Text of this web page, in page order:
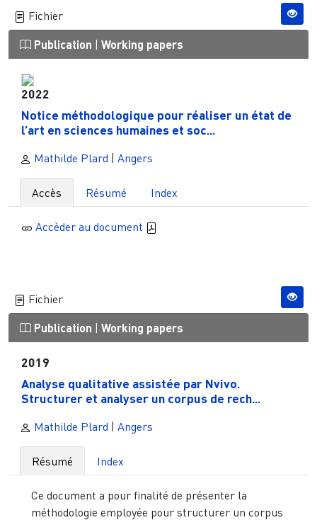
Fichier
Publication Working papers
2022
Notice méthodologique pour réaliser un état de
l’art en sciences humaines et soc...
Mathilde Plard Angers
Accès Résumé Index
Accèder au document
Fichier
Publication Working papers
2019
Analyse qualitative assistée par Nvivo.
Structurer et analyser un corpus de rech...
Mathilde Plard | Angers
Résumé Index
Ce document a pour finalité de présenter la
méthodologie employée pour structurer un corpus